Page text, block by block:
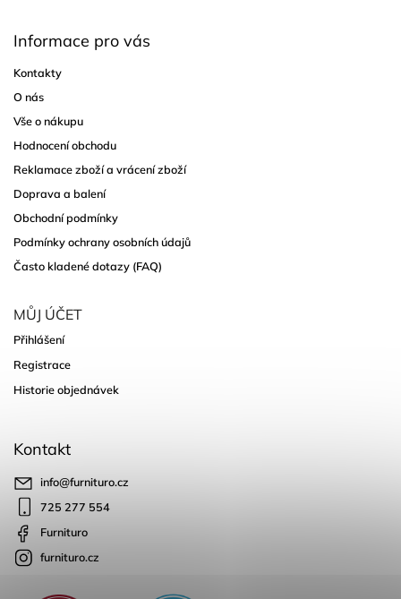
Informace pro vás
Kontakty
O nás
Vše o nákupu
Hodnocení obchodu
Reklamace zboží a vrácení zboží
Doprava a balení
Obchodní podmínky
Podmínky ochrany osobních údajů
Často kladené dotazy (FAQ)
MŮJ ÚČET
Přihlášení
Registrace
Historie objednávek
Kontakt
info@furnituro.cz
725 277 554
Furnituro
furnituro.cz